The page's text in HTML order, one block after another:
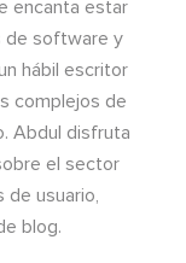
encanta estar
de software y
hábil escritor
complejos de
Abdul disfruta
el sector
usuario,
blog.